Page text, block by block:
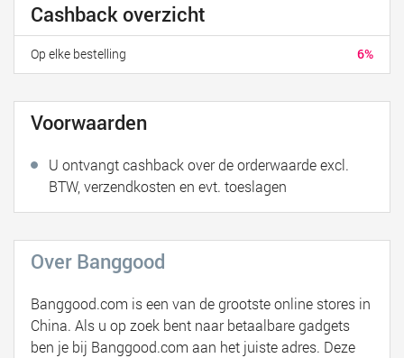
Cashback overzicht
6%
Op elke bestelling
Voorwaarden
U ontvangt cashback over de orderwaarde excl.
BTW, verzendkosten en evt. toeslagen
Over Banggood
Banggood.com is een van de grootste online stores in
China. Als u op zoek bent naar betaalbare gadgets
ben je bij Banggood.com aan het juiste adres. Deze